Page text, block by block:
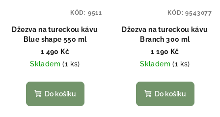
Džezva na tureckou kávu
Blue shape 550 ml
1 490 Kč
Skladem(1 ks)
Do košíku
KÓD: 9511
Džezva na tureckou kávu
Branch 300 ml
1 190 Kč
Skladem(1 ks)
Do košíku
KÓD:9543077